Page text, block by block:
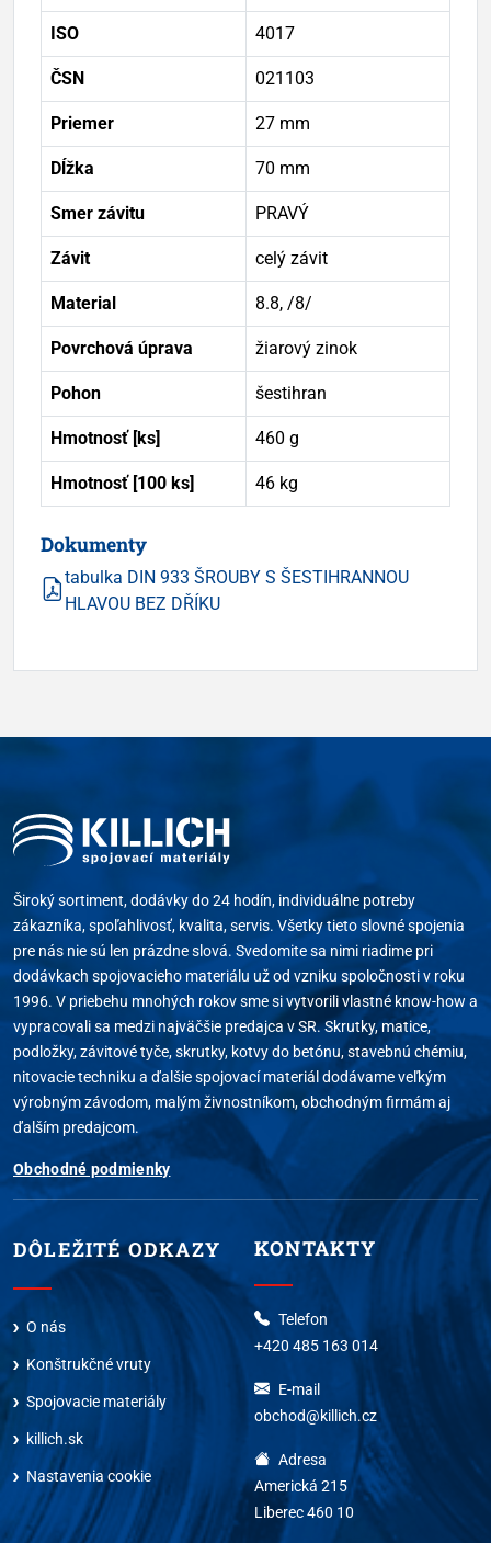
ISO 4017
ČSN 021103
Priemer 27 mm
Dĺžka 70 mm
Smer závitu PRAVÝ
Závit celý závit
Material 8.8, /8/
Povrchová úprava žiarový zinok
Pohon šestihran
Hmotnosť [ks] 460 g
Hmotnosť [100 ks] 46 kg
Dokumenty
tabulka DIN 933 ŠROUBY S ŠESTIHRANNOU
HLAVOU BEZ DŘÍKU
Široký sortiment, dodávky do 24 hodín, individuálne potreby
zákazníka, spoľahlivosť, kvalita, servis. Všetky tieto slovné spojenia
pre nás nie sú len prázdne slová. Svedomite sa nimi riadime pri
dodávkach spojovacieho materiálu už od vzniku spoločnosti v roku
1996. V priebehu mnohých rokov sme si vytvorili vlastné know-how a
vypracovali sa medzi najväčšie predajca v SR. Skrutky, matice,
podložky, závitové tyče, skrutky, kotvy do betónu, stavebnú chémiu,
nitovacie techniku a ďalšie spojovací materiál dodávame veľkým
výrobným závodom, malým živnostníkom, obchodným firmám aj
ďalším predajcom.
Obchodné podmienky
DÔLEŽITÉ ODKAZY
O nás
Konštrukčné vruty
Spojovacie materiály
killich.sk
Nastavenia cookie
KONTAKTY
Telefon
+420 485 163 014
E-mail
obchod@killich.cz
Adresa
Americká 215
Liberec 460 10